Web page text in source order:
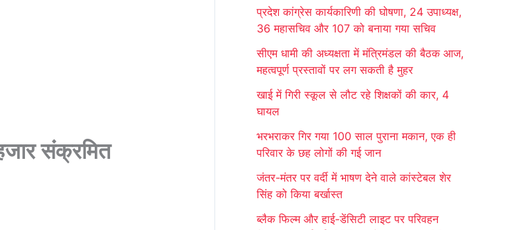
संक्रमित
h
f
o
प्रदेश कांग्रेस कार्यकारिणी की घोषणा, 24 उपाध्यक्ष,
36 महासचिव और 107 को बनाया गया सचिव
सीएम धामी की अध्यक्षता में मंत्रिमंडल की बैठक आज,
महत्वपूर्ण प्रस्तावों पर लग सकती है मुहर
खाई में गिरी स्कूल से लौट रहे शिक्षकों की कार, 4
घायल
भरभराकर गिर गया 100 साल पुराना मकान, एक ही
परिवार के छह लोगों की गई जान
जंतर-मंतर पर वर्दी में भाषण देने वाले कांस्टेबल शेर
सिंह को किया बर्खास्त
ब्लैक फिल्म और हाई-डेंसिटी लाइट पर परिवहन